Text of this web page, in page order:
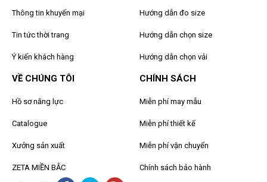
Thông tin khuyến mại
Tin tức thời trang
Ý kiến khách hàng
Hướng dẫn đo size
Hướng dẫn chọn size
Hướng dẫn chọn vải
VỀ CHÚNG TÔI
Hồ sơ năng lực
Catalogue
Xưởng sản xuất
ZETA MIỀN BẮC
CHÍNH SÁCH
Miễn phí may mẫu
Miễn phí thiết kế
Miễn phí vận chuyển
Chính sách bảo hành